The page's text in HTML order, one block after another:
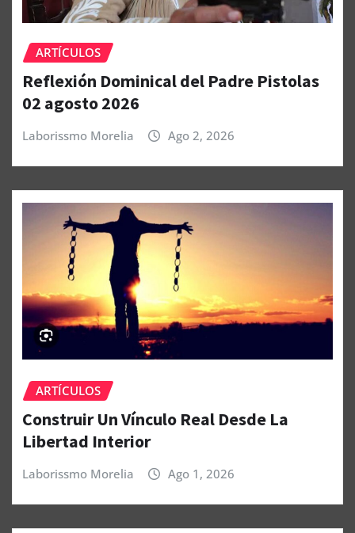
ARTÍCULOS
Reflexión Dominical del Padre Pistolas
02 agosto 2026
Laborissmo Morelia Ago 2, 2026
ARTÍCULOS
Construir Un Vínculo Real Desde La
Libertad Interior
Laborissmo Morelia Ago 1, 2026